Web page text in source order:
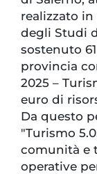
realizzato
degli Studi
sostenuto
provincia
2025 –
euro di
Da questo
"Turismo
comunità e
operative